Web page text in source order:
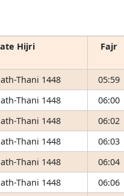
Hijri Fajr
ath-Thani 1448 05:59
ath-Thani 1448 06:00
ath-Thani 1448 06:02
ath-Thani 1448 06:03
ath-Thani 1448 06:04
ath-Thani 1448 06:06